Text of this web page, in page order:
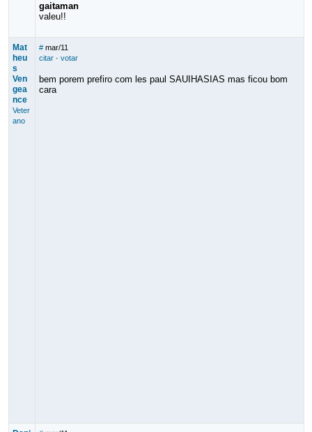
gaitaman
valeu!!
Mat
heu
s
Ven
gea
nce
Veter
ano
# mar/11
citar· votar
bem porem prefiro com les paul SAUIHASIAS mas ficou bom
cara